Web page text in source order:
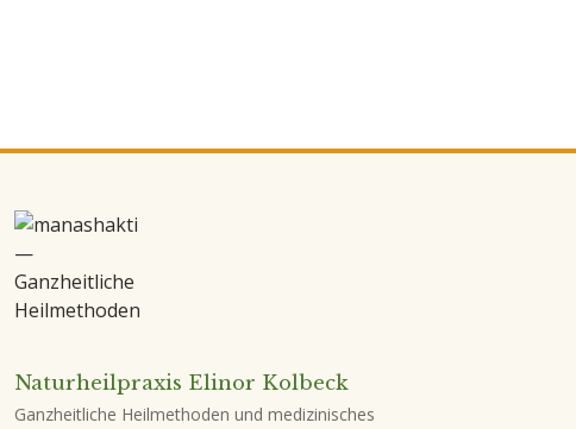
Naturheilpraxis Elinor Kolbeck
Ganzheitliche Heilmethoden und medizinisches